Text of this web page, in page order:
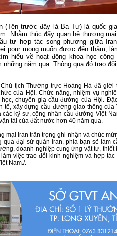
(Tên trước đây là Ba Tư) là quốc
Nhằm thúc đẩy quan hệ thương
tư hợp tác song phương giữa
pour mong muốn được đến thăm,
hiểu về hoạt động khoa học
những năm qua. Thông qua đó trao
Chủ tịch Thường trực Hoàng Hà đã
của Hội. Chức năng, nhiệm vụ
chuyên gia cầu đường của Hội.
tế, xây dựng cầu đường giao thông của
các kỹ sư, công nhân cầu đường Việt
tải của đất nước hơn 40 năm qua.
mại Iran trân trọng ghi nhận và chúc
qua đại sứ quán Iran, phía bạn sẽ làm
doanh nghiệp cung ứng vật tư, thiết
việc trao đổi kinh nghiệm và hợp
Nam./.
GTVT VIỆT NAM (1945 -
2015)